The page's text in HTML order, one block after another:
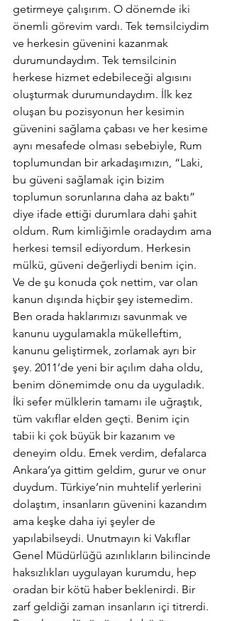
getirmeye çalışırım. O dönemde iki
önemli görevim vardı. Tek temsilciydim
ve herkesin güvenini kazanmak
durumundaydım. Tek temsilcinin
herkese hizmet edebileceği algısını
oluşturmak durumundaydım. İlk kez
oluşan bu pozisyonun her kesimin
güvenini sağlama çabası ve her kesime
aynı mesafede olması sebebiyle, Rum
toplumundan bir arkadaşımızın, “Laki,
bu güveni sağlamak için bizim
toplumun sorunlarına daha az baktı”
diye ifade ettiği durumlara dahi şahit
oldum. Rum kimliğimle oradaydım ama
herkesi temsil ediyordum. Herkesin
mülkü, güveni değerliydi benim için.
Ve de şu konuda çok nettim, var olan
kanun dışında hiçbir şey istemedim.
Ben orada haklarımızı savunmak ve
kanunu uygulamakla mükelleftim,
kanunu geliştirmek, zorlamak ayrı bir
şey. 2011’de yeni bir açılım daha oldu,
benim dönemimde onu da uyguladık.
İki sefer mülklerin tamamı ile uğraştık,
tüm vakıflar elden geçti. Benim için
tabii ki çok büyük bir kazanım ve
deneyim oldu. Emek verdim, defalarca
Ankara’ya gittim geldim, gurur ve onur
duydum. Türkiye’nin muhtelif yerlerini
dolaştım, insanların güvenini kazandım
ama keşke daha iyi şeyler de
yapılabilseydi. Unutmayın ki Vakıflar
Genel Müdürlüğü azınlıkların bilincinde
haksızlıkları uygulayan kurumdu, hep
oradan bir kötü haber beklenirdi. Bir
zarf geldiği zaman insanların içi titrerdi.